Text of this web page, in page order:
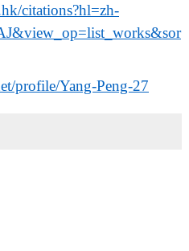
citations?hl=zh-
profile/Yang-Peng-27